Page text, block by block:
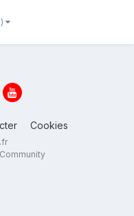
à mettre en
idé...
Cookies